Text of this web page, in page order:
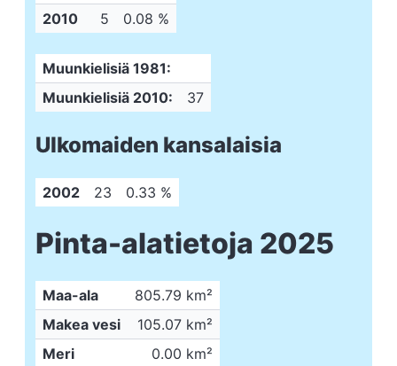
2010
5 0.08 %
Muunkielisiä 1981:
Muunkielisiä 2010:
37
Ulkomaiden kansalaisia
2002 23 0.33 %
Pinta-alatietoja 2025
Maa-ala
805.79 km²
Makea vesi
105.07 km²
Meri
0.00 km²